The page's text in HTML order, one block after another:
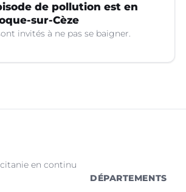
de pollution est en
sur-Cèze
invités à ne pas se baigner.
en continu
DÉPARTEMENTS